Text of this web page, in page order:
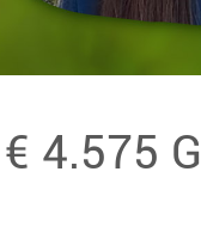
4.575